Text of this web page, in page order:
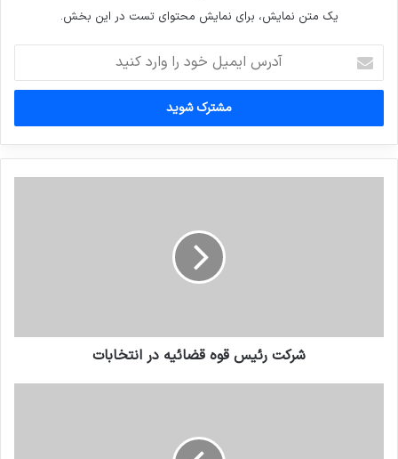
یک متن نمایش، برای نمایش محتوای تست در این بخش.
ایمیل
خود
وارد
کنید
شرکت رئیس قوه قضائیه در انتخابات